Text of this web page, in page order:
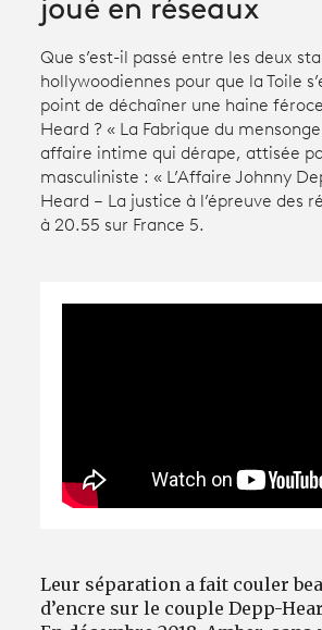
Participer et assister à une émission
À votre écoute
Productions et innovation
Programme tv
joué en réseaux
Que s’est-il passé entre les deux
hollywoodiennes pour que la Toile
point de déchaîner une haine
Heard ? « La Fabrique du
affaire intime qui dérape, attisée
masculiniste : « L’Affaire Johnny
Heard – La justice à l’épreuve des
à 20.55 sur France 5.
Leur séparation a fait couler
d’encre sur le couple Depp-